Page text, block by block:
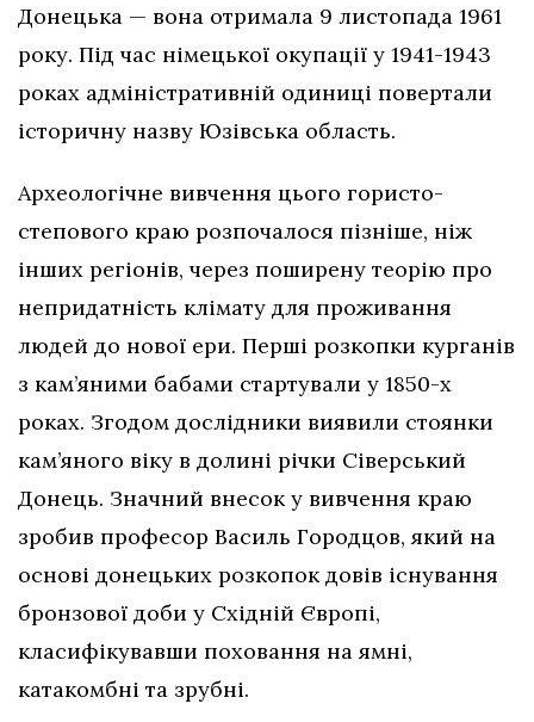
Донецька — вона отримала 9 листопада 1961
року. Під час німецької окупації у 1941-1943
роках адміністративній одиниці повертали
історичну назву Юзівська область.
Археологічне вивчення цього гористо-
степового краю розпочалося пізніше, ніж
інших регіонів, через поширену теорію про
непридатність клімату для проживання
людей до нової ери. Перші розкопки курганів
з кам’яними бабами стартували у 1850-х
роках. Згодом дослідники виявили стоянки
кам’яного віку в долині річки Сіверський
Донець. Значний внесок у вивчення краю
зробив професор Василь Городцов, який на
основі донецьких розкопок довів існування
бронзової доби у Східній Європі,
класифікувавши поховання на ямні,
катакомбні та зрубні.